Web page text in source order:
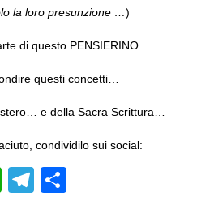
la loro presunzione …)
di questo PENSIERINO…
questi concetti…
e della Sacra Scrittura…
condividilo sui social:
W
T